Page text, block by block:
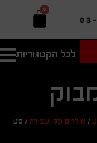
0
לכל הקטגוריות
אישית
/ אולרים וכלי עבודה/ סט